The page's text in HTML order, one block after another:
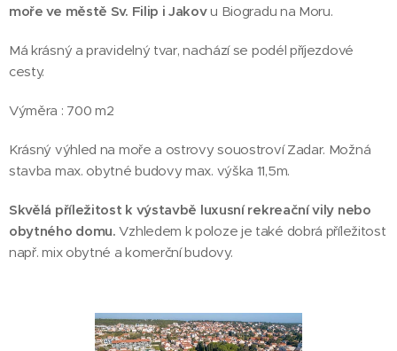
moře ve městě Sv. Filip i Jakovu Biogradu na Moru.
Má krásný a pravidelný tvar, nachází se podél příjezdové
cesty.
Výměra : 700 m2
Krásný výhled na moře a ostrovy souostroví Zadar. Možná
stavba max. obytné budovy max. výška 11,5m.
Skvělá příležitost k výstavbě luxusní rekreační vily nebo
obytného domu. Vzhledem k poloze je také dobrá příležitost
např. mix obytné a komerční budovy.